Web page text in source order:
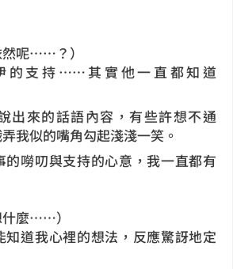
然呢……？）
的支持……其實他一直都知道
出來的話語內容，有些許想不通
我似的嘴角勾起淺淺一笑。
的嘮叨與支持的心意，我一直都有
什麼……）
知道我心裡的想法，反應驚訝地定